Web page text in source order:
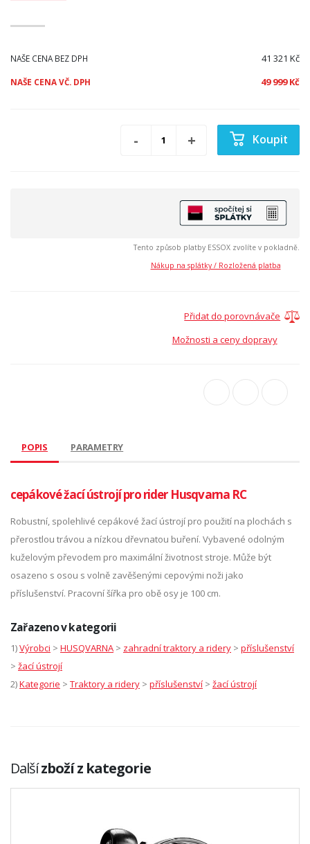
NAŠE CENA BEZ DPH 41 321 Kč
NAŠE CENA VČ. DPH 49 999 Kč
Koupit
Tento způsob platby ESSOX zvolíte v pokladně.
Nákup na splátky / Rozložená platba
Přidat do porovnávače
Možnosti a ceny dopravy
POPIS PARAMETRY
cepákové žací ústrojí pro rider Husqvarna RC
Robustní, spolehlivé cepákové žací ústrojí pro použití na plochách s
přerostlou trávou a nízkou dřevnatou buření. Vybavené odolným
kuželovým převodem pro maximální životnost stroje. Může být
osazeno s osou s volně zavěšenými cepovými noži jako
příslušenství. Pracovní šířka pro obě osy je 100 cm.
Zařazeno v kategorii
1)Výrobci > HUSQVARNA > zahradní traktory a ridery > příslušenství
> žací ústrojí
2)Kategorie > Traktory a ridery > příslušenství > žací ústrojí
Dalšízboží z kategorie